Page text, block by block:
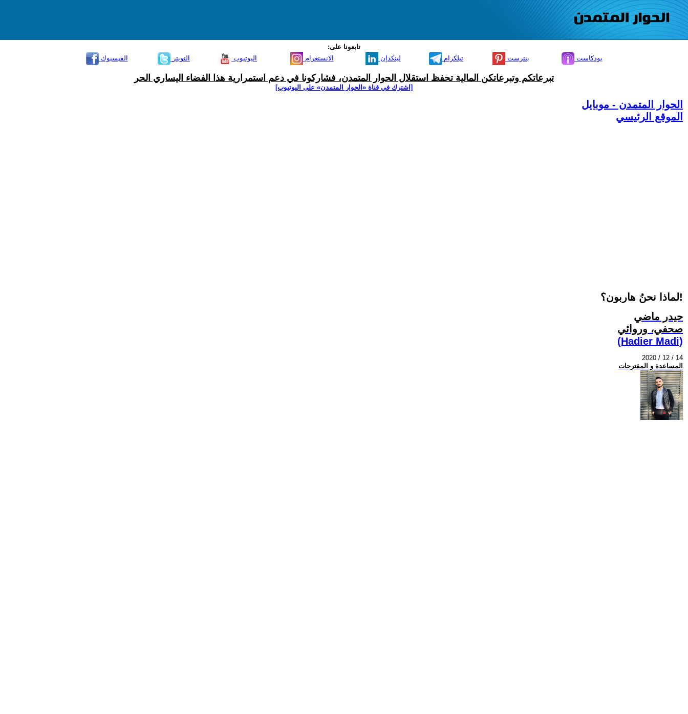
تابعونا على:
الفيسبوك
التويتر اليوتيوب الانستغرام لينكدإن تيلكرام بنترست بودكاست
تبرعاتكم وتبرعاتكن المالية تحفظ استقلال الحوار المتمدن، فشاركونا في دعم استمرارية هذا الفضاء اليساري الحر
[اشترك في قناة ‫«الحوار المتمدن» على اليوتيوب]
الحوار المتمدن - موبايل
الموقع الرئيسي
لماذا نحنُ هاربون؟!
حيدر ماضي
صحفي، وروائي
(Hadier Madi)
2020 / 12 / 14
المساعدة و المقترحات